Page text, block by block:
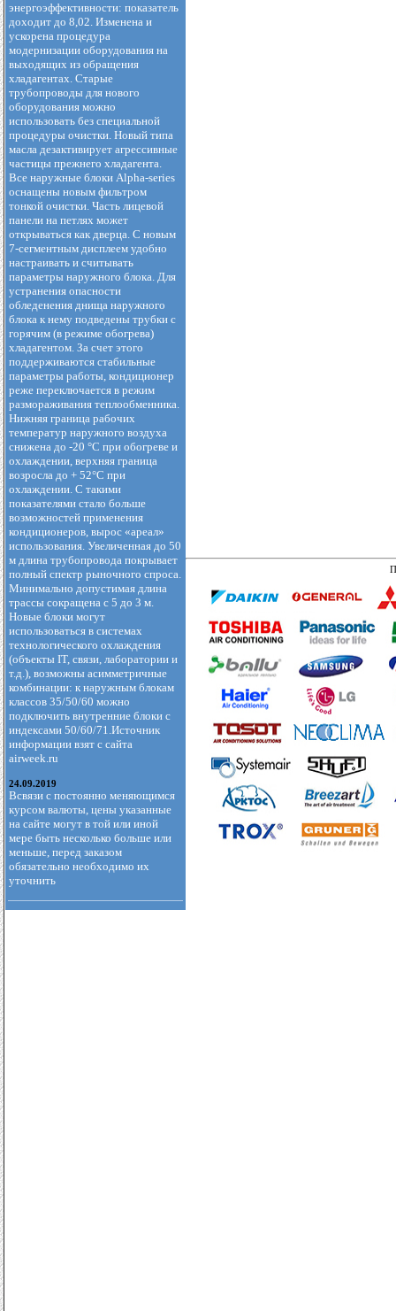
энергоэффективности: показатель
доходит до 8,02. Изменена и
ускорена процедура
модернизации оборудования на
выходящих из обращения
хладагентах. Старые
трубопроводы для нового
оборудования можно
использовать без специальной
процедуры очистки. Новый типа
масла дезактивирует агрессивные
частицы прежнего хладагента.
Все наружные блоки Alpha-series
оснащены новым фильтром
тонкой очистки. Часть лицевой
панели на петлях может
открываться как дверца. С новым
7-сегментным дисплеем удобно
настраивать и считывать
параметры наружного блока. Для
устранения опасности
обледенения днища наружного
блока к нему подведены трубки с
горячим (в режиме обогрева)
хладагентом. За счет этого
поддерживаются стабильные
параметры работы, кондиционер
реже переключается в режим
размораживания теплообменника.
Нижняя граница рабочих
температур наружного воздуха
снижена до -20 °С при обогреве и
охлаждении, верхняя граница
возросла до + 52°С при
охлаждении. С такими
показателями стало больше
возможностей применения
кондиционеров, вырос «ареал»
использования. Увеличенная до 50
м длина трубопровода покрывает
полный спектр рыночного спроса.
Минимально допустимая длина
трассы сокращена с 5 до 3 м.
Новые блоки могут
использоваться в системах
технологического охлаждения
(объекты IT, связи, лаборатории и
т.д.), возможны асимметричные
комбинации: к наружным блокам
классов 35/50/60 можно
подключить внутренние блоки с
индексами 50/60/71.Источник
информации взят с сайта
airweek.ru
24.09.2019
Всвязи с постоянно меняющимся
курсом валюты, цены указанные
на сайте могут в той или иной
мере быть несколько больше или
меньше, перед заказом
обязательно необходимо их
уточнить